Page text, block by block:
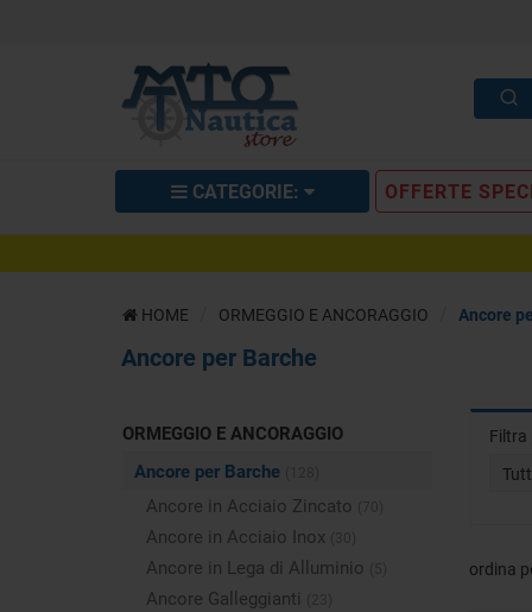
CATEGORIE: OFFERTE
HOME ORMEGGIO E ANCORAGGIO Ancore
Ancore per Barche
ORMEGGIO E ANCORAGGIO
Ancore per Barche
Ancore in Acciaio Zincato
Ancore in Acciaio Inox
Ancore in Lega di Alluminio
Ancore Galleggianti
Filtra
ordina